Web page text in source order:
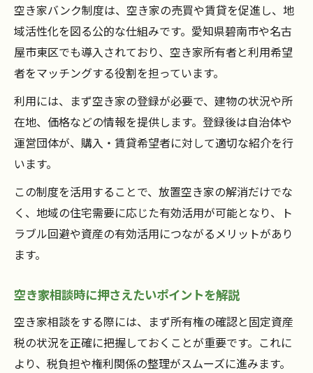
空き家バンク制度は、空き家の売買や賃貸を促進し、地
域活性化を図る公的な仕組みです。愛知県碧南市や名古
屋市東区でも導入されており、空き家所有者と利用希望
者をマッチングする役割を担っています。
利用には、まず空き家の登録が必要で、建物の状況や所
在地、価格などの情報を提供します。登録後は自治体や
運営団体が、購入・賃貸希望者に対して適切な紹介を行
います。
この制度を活用することで、放置空き家の解消だけでな
く、地域の住宅需要に応じた有効活用が可能となり、ト
ラブル回避や資産の有効活用につながるメリットがあり
ます。
空き家相談時に押さえたいポイントを解説
空き家相談をする際には、まず所有権の確認と固定資産
税の状況を正確に把握しておくことが重要です。これに
より、税負担や権利関係の整理がスムーズに進みます。